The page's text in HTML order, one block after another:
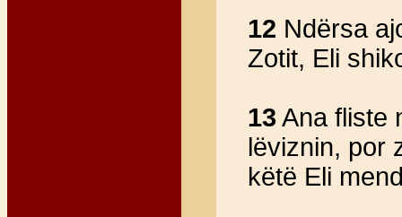
12 Ndërsa
Zotit, Eli
13 Ana fliste
lëviznin, por
këtë Eli